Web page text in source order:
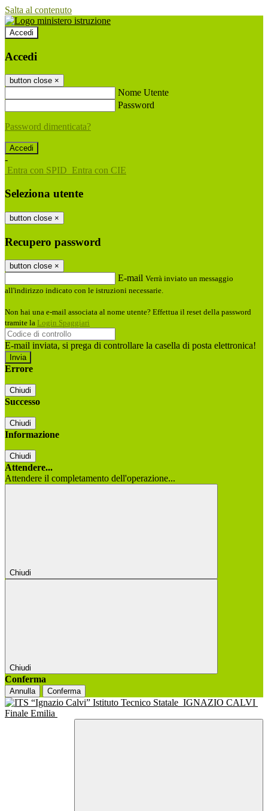
Salta al contenuto
Accedi
Accedi
button close ×
Nome Utente
Password
Password dimenticata?
-
Entra con SPID Entra con CIE
Seleziona utente
button close ×
Recupero password
button close ×
E-mail Verrà inviato un messaggio
all'indirizzo indicato con le istruzioni necessarie.
Non hai una e-mail associata al nome utente? Effettua il reset della password
tramite la Login Spaggiari
E-mail inviata, si prega di controllare la casella di posta elettronica!
Errore
Chiudi
Successo
Chiudi
Informazione
Chiudi
Attendere...
Attendere il completamento dell'operazione...
Chiudi
Chiudi
Conferma
Annulla Conferma
Istituto Tecnico Statale IGNAZIO CALVI
Finale Emilia